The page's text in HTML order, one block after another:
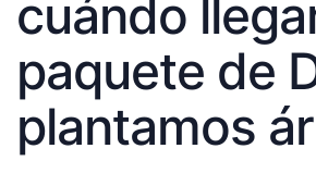
cuándo
paquete de
plantamos